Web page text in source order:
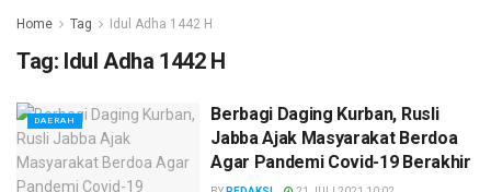
Home Tag Idul Adha 1442 H
Tag: Idul Adha 1442 H
DAERAH
Berbagi Daging Kurban, Rusli
Jabba Ajak Masyarakat Berdoa
Agar Pandemi Covid-19 Berakhir